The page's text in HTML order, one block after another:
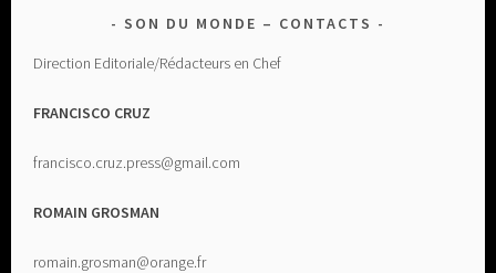
SON DU MONDE – CONTACTS
Direction Editoriale/Rédacteurs en Chef
FRANCISCO CRUZ
francisco.cruz.press@gmail.com
ROMAIN GROSMAN
romain.grosman@orange.fr